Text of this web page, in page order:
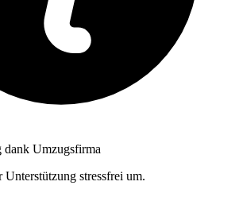
dank Umzugsfirma
Unterstützung stressfrei um.